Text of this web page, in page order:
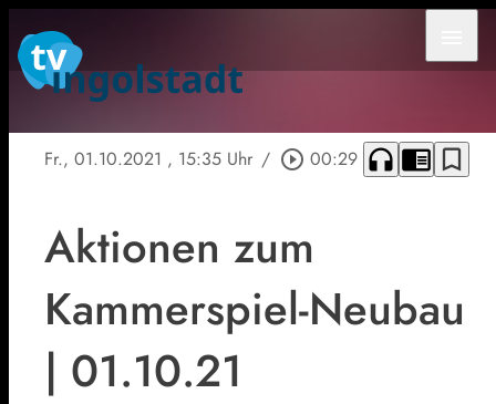
Fr., 01.10.2021 , 15:35 Uhr / play_circle_outline 00:29 headphones chrome_reader_mode bookmark_border
Aktionen zum
Kammerspiel-Neubau
| 01.10.21